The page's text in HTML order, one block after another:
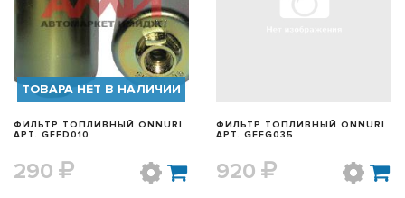
БЫСТРЫЙ ПРОСМОТР
ТОВАРА НЕТ В НАЛИЧИИ
ФИЛЬТР ТОПЛИВНЫЙ ONNURI
АРТ. GFFD010
290
ФИЛЬТР ТОПЛИВНЫЙ ONNURI
АРТ. GFFG035
920